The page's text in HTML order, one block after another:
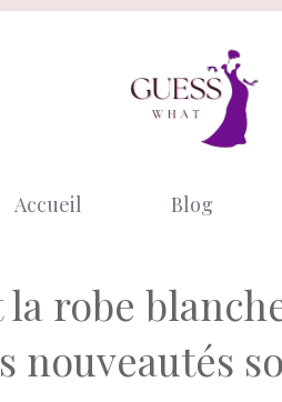
Accueil Blog
robe
nouveautés